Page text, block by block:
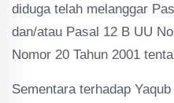
diduga telah melanggar
dan/atau Pasal 12 B UU
Nomor 20 Tahun 2001
Sementara terhadap